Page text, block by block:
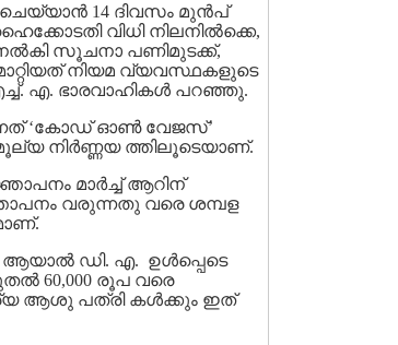
14 ദിവസം മുൻപ്
വിധി നിലനിൽക്കെ,
സൂചനാ പണിമുടക്ക്,
നിയമ വ്യവസ്ഥകളുടെ
എ. ഭാരവാഹികൾ പറഞ്ഞു.
‘കോഡ് ഓൺ വേജസ്’
നിർണ്ണയ ത്തിലൂടെയാണ്.
മാർച്ച് ആറിന്
വരുന്നതു വരെ ശമ്പള
ആയാൽ ഡി. എ. ഉൾപ്പെടെ
60,000 രൂപ വരെ
ആശു പത്രി കൾക്കും ഇത്